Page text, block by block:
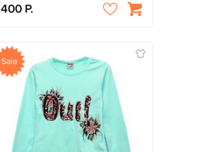
400
Sale